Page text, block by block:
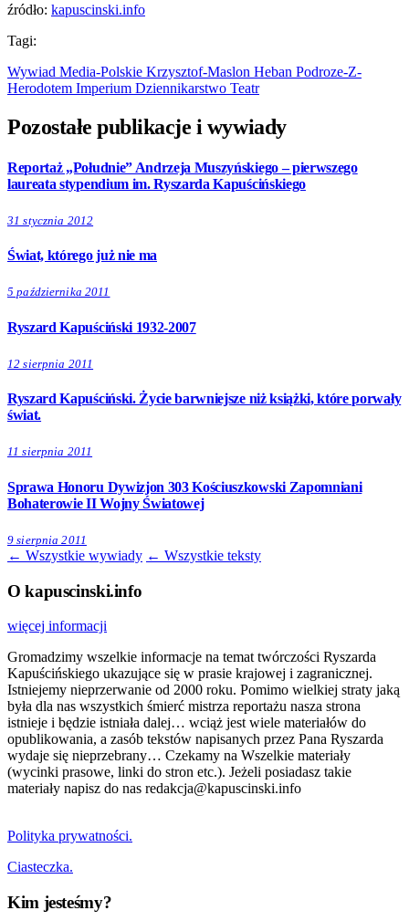
źródło: kapuscinski.info
Tagi:
Wywiad Media-Polskie Krzysztof-Maslon Heban Podroze-Z-
Herodotem Imperium Dziennikarstwo Teatr
Pozostałe publikacje i wywiady
Reportaż „Południe” Andrzeja Muszyńskiego – pierwszego
laureata stypendium im. Ryszarda Kapuścińskiego
31 stycznia 2012
Świat, którego już nie ma
5 października 2011
Ryszard Kapuściński 1932-2007
12 sierpnia 2011
Ryszard Kapuściński. Życie barwniejsze niż książki, które porwały
świat.
11 sierpnia 2011
Sprawa Honoru Dywizjon 303 Kościuszkowski Zapomniani
Bohaterowie II Wojny Światowej
9 sierpnia 2011
← Wszystkie wywiady ← Wszystkie teksty
O kapuscinski.info
więcej informacji
Gromadzimy wszelkie informacje na temat twórczości Ryszarda
Kapuścińskiego ukazujące się w prasie krajowej i zagranicznej.
Istniejemy nieprzerwanie od 2000 roku. Pomimo wielkiej straty jaką
była dla nas wszystkich śmierć mistrza reportażu nasza strona
istnieje i będzie istniała dalej… wciąż jest wiele materiałów do
opublikowania, a zasób tekstów napisanych przez Pana Ryszarda
wydaje się nieprzebrany… Czekamy na Wszelkie materiały
(wycinki prasowe, linki do stron etc.). Jeżeli posiadasz takie
materiały napisz do nas redakcja@kapuscinski.info
Polityka prywatności.
Ciasteczka.
Kim jesteśmy?